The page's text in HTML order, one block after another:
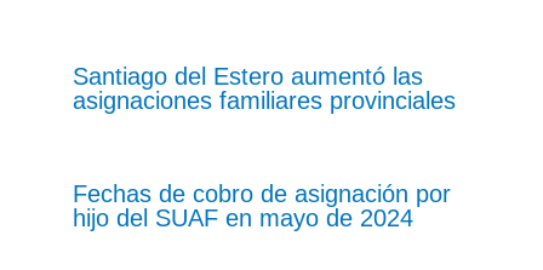
Santiago del Estero aumentó las
asignaciones familiares provinciales
Fechas de cobro de asignación por
hijo del SUAF en mayo de 2024